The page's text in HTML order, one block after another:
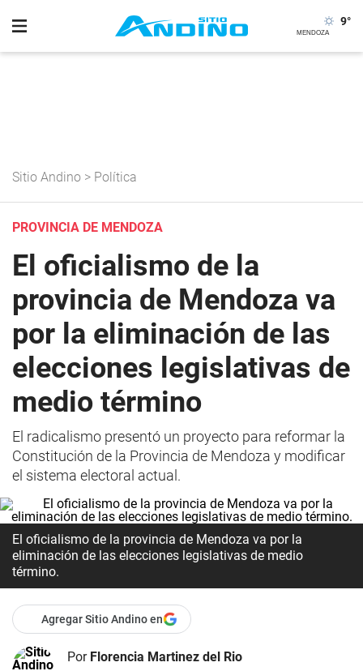
9°
Sitio Andino > Política
PROVINCIA DE MENDOZA
El oficialismo de la
provincia de Mendoza va
por la eliminación de las
elecciones legislativas de
medio término
El radicalismo presentó un proyecto para reformar la
Constitución de la Provincia de Mendoza y modificar
el sistema electoral actual.
El oficialismo de la provincia de Mendoza va por la
eliminación de las elecciones legislativas de medio
término.
Agregar Sitio Andino en
Por Florencia Martinez del Rio